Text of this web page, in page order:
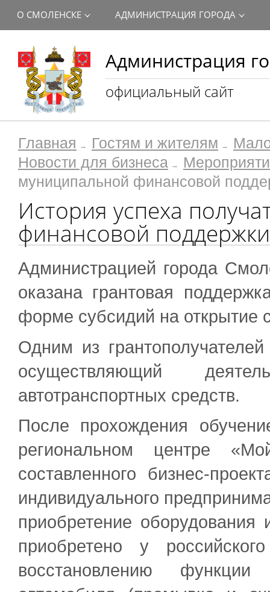
Администрация
официальный сайт
О СМОЛЕНСКЕ АДМИНИСТРАЦИЯ ГОРОДА
Главная Гостям и жителям
Новости для бизнеса
муниципальной финансовой
История успеха
финансовой
Администрацией города
оказана грантовая
форме субсидий на открытие
Одним из
осуществляющий
автотранспортных средств.
После прохождения
региональном центре
составленного бизнес-
индивидуального
приобретение
приобретено у
восстановлению